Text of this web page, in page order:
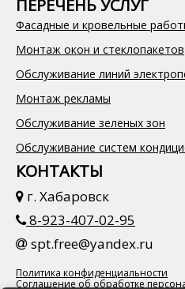
ПЕРЕЧЕНЬ УСЛУГ
Фасадные и кровельные
Монтаж окон и стеклопакетов
Обслуживание линий
Монтаж рекламы
Обслуживание зеленых зон
Обслуживание систем
КОНТАКТЫ
г. Хабаровск
8-923-407-02-95
spt.free@yandex.ru
Политика конфиденциальности
Соглашение об обработке